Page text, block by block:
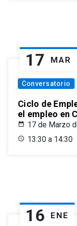
17 MAR
Conversatorio
Ciclo de
el empleo en
17 de Marzo
13:30 a 14:30
16 ENE